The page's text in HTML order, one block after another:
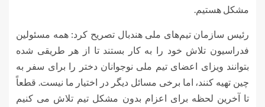
مشکل هستیم.
رئیس سازمان تیم‌های ملی هندبال تصریح کرد: همه مسئولین
فدراسیون تلاش خود را به کار بستند تا از هر طریقی شده
بتوانند ویزای اعضای تیم ملی نوجوانان دختر را برای سفر به
چین تهیه کنند، اما برخی مسائل دیگر در اختیار ما نیست. قطعاً
تا آخرین لحظه برای اعزام بدون مشکل تیم تلاش می کنیم